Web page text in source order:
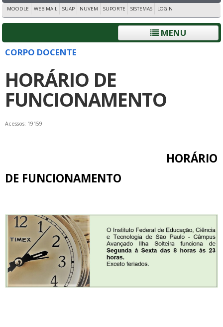
MOODLE WEB MAIL SUAP NUVEM SUPORTE SISTEMAS LOGIN
MENU
CORPO DOCENTE
HORÁRIO DE
FUNCIONAMENTO
Acessos: 19159
HORÁRIO
DE FUNCIONAMENTO